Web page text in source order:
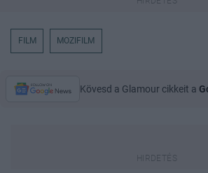
FILM MOZIFILM
Kövesd a Glamour cikkeit a